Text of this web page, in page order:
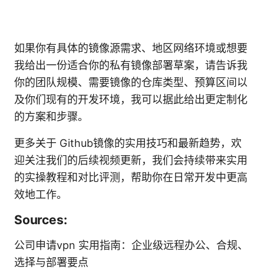
如果你有具体的镜像源需求、地区网络环境或想要
我给出一份适合你的私有镜像部署草案，请告诉我
你的团队规模、需要镜像的仓库类型、预算区间以
及你们现有的开发环境，我可以据此给出更定制化
的方案和步骤。
更多关于 Github镜像的实用技巧和最新趋势，欢
迎关注我们的后续视频更新，我们会持续带来实用
的实操教程和对比评测，帮助你在日常开发中更高
效地工作。
Sources:
公司申请vpn 实用指南：企业级远程办公、合规、
选择与部署要点